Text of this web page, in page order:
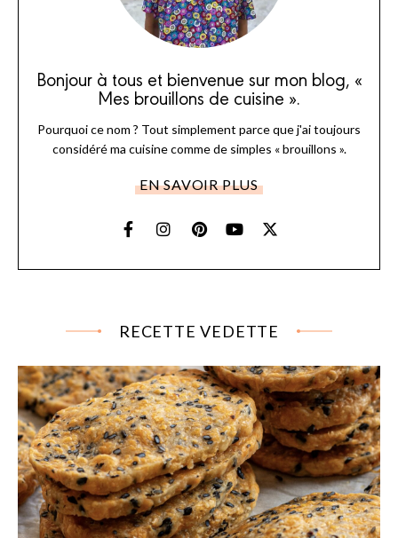
Bonjour à tous et bienvenue sur mon blog, «
Mes brouillons de cuisine ».
Pourquoi ce nom ? Tout simplement parce que j'ai toujours
considéré ma cuisine comme de simples « brouillons ».
EN SAVOIR PLUS
RECETTE VEDETTE